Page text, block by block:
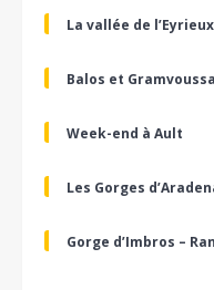
La vallée de
Balos et
Week-end à Ault
Les Gorges
Gorge d’Imbros –